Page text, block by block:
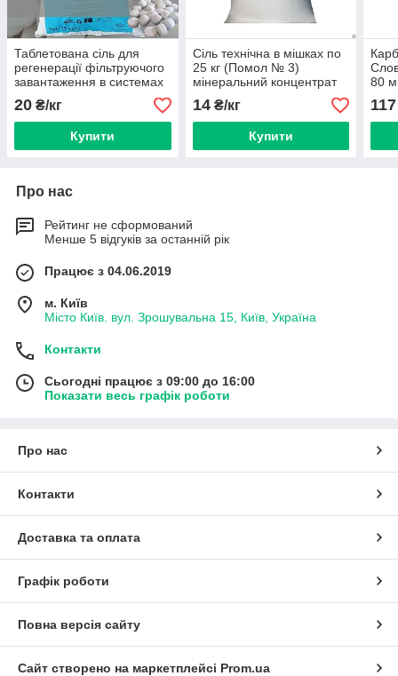
Таблетована сіль для
регенерації фільтруючого
завантаження в системах
очищення води.
20 ₴/кг
Купити
Сіль технічна в мішках по
25 кг (Помол № 3)
мінеральний концентрат
14₴/кг
Купити
80
117
Про нас
Рейтинг не сформований
Менше 5 відгуків за останній рік
Працює з 04.06.2019
м. Київ
Місто Київ. вул. Зрошувальна 15, Київ, Україна
Контакти
Сьогодні працює з 09:00 до 16:00
Показати весь графік роботи
Про нас
Контакти
Доставка та оплата
Графік роботи
Повна версія сайту
Сайт створено на маркетплейсі Prom.ua